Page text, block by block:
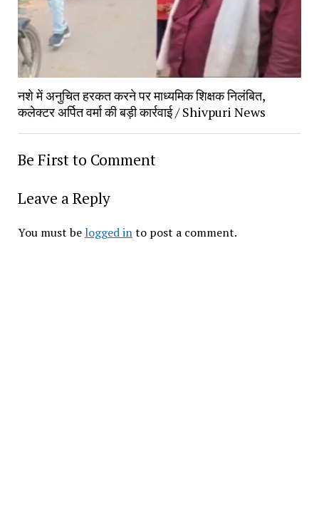
नशे में अनुचित हरकत करने पर माध्यमिक शिक्षक निलंबित,
कलेक्टर अर्पित वर्मा की बड़ी कार्रवाई / Shivpuri News
Be First to Comment
Leave a Reply
You must be logged in to post a comment.